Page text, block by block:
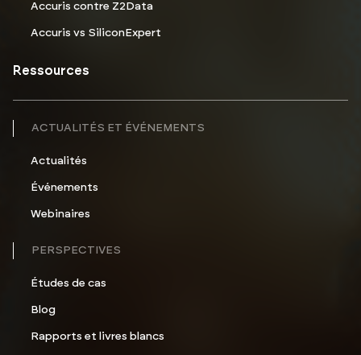
Accuris contre Z2Data
Accuris vs SiliconExpert
Ressources
ACTUALITÉS ET ÉVÉNEMENTS
Actualités
Événements
Webinaires
PERSPECTIVES
Études de cas
Blog
Rapports et livres blancs